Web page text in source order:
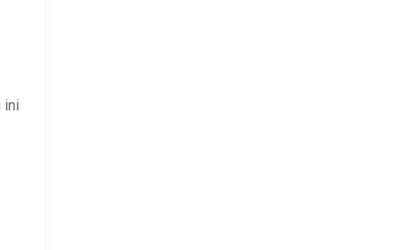
ini